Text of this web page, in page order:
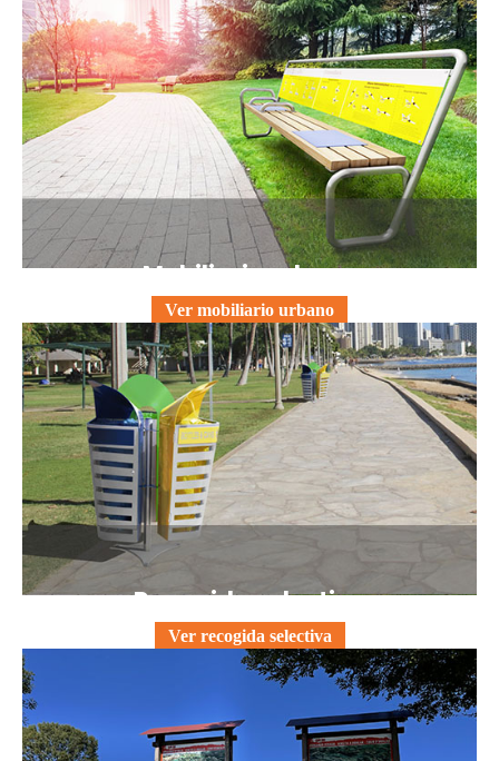
Mobiliario urbano
Ver mobiliario urbano
Recogida selectiva
Ver recogida selectiva